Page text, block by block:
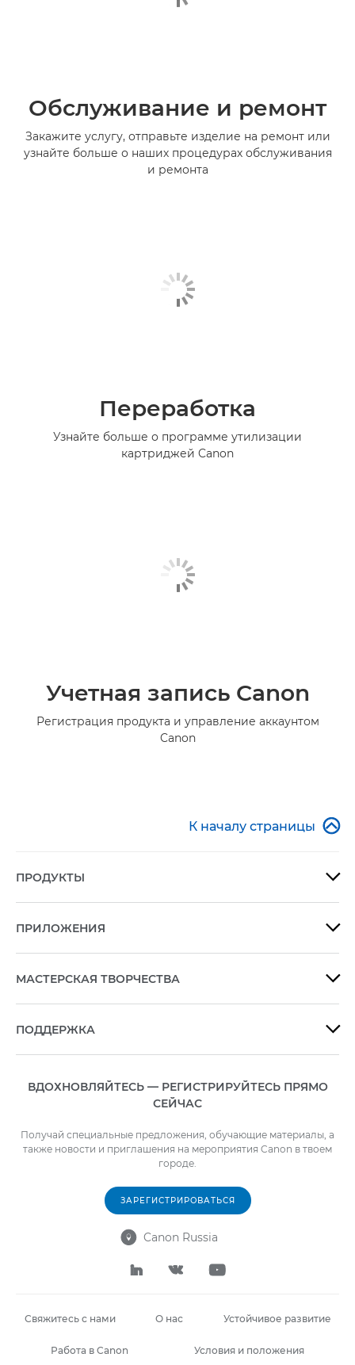
Обслуживание и ремонт
Закажите услугу, отправьте изделие на ремонт или
узнайте больше о наших процедурах обслуживания
и ремонта
Переработка
Узнайте больше о программе утилизации
картриджей Canon
Учетная запись Canon
Регистрация продукта и управление аккаунтом
Canon
К началу страницы 
ПРОДУКТЫ 
ПРИЛОЖЕНИЯ 
МАСТЕРСКАЯ ТВОРЧЕСТВА 
ПОДДЕРЖКА 
ВДОХНОВЛЯЙТЕСЬ — РЕГИСТРИРУЙТЕСЬ ПРЯМО
СЕЙЧАС
Получай специальные предложения, обучающие материалы, а
также новости и приглашения на мероприятия Canon в твоем
городе.
ЗАРЕГИСТРИРОВАТЬСЯ
 Canon Russia
  
Свяжитесь с нами О нас Устойчивое развитие
Работа в Canon Условия и положения